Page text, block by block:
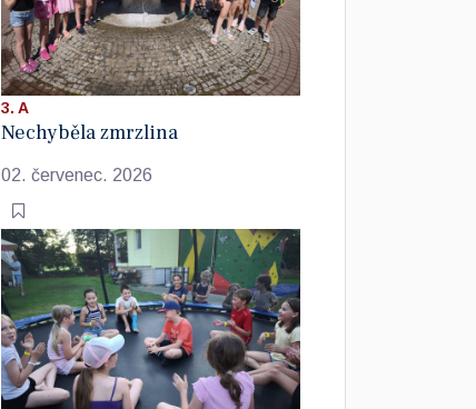
3. A
Nechyběla zmrzlina
02. červenec. 2026